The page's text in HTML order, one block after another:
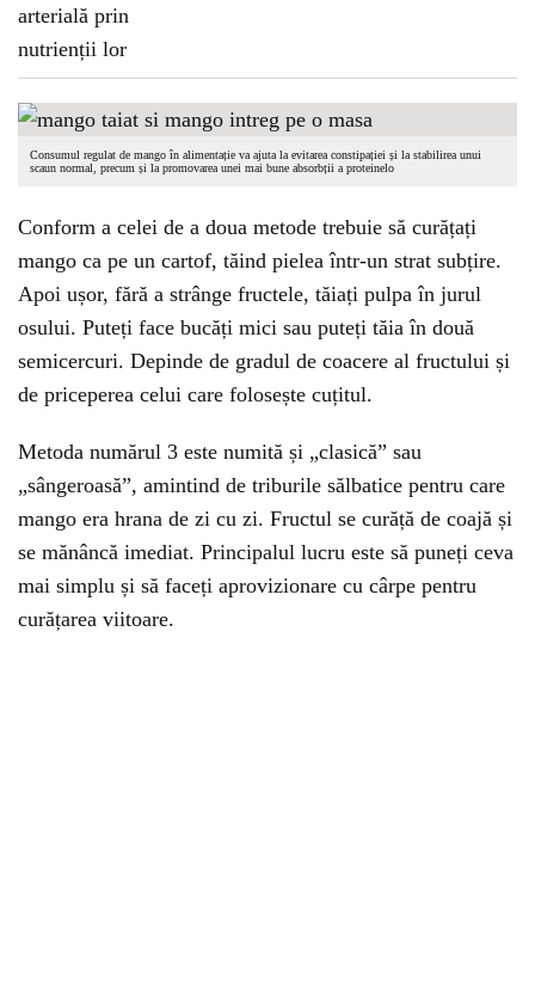
Consumul regulat de mango în alimentație va ajuta la evitarea constipației și la stabilirea unui
scaun normal, precum și la promovarea unei mai bune absorbții a proteinelo
Conform a celei de a doua metode trebuie să curățați
mango ca pe un cartof, tăind pielea într-un strat subțire.
Apoi ușor, fără a strânge fructele, tăiați pulpa în jurul
osului. Puteți face bucăți mici sau puteți tăia în două
semicercuri. Depinde de gradul de coacere al fructului și
de priceperea celui care folosește cuțitul.
Metoda numărul 3 este numită și „clasică” sau
„sângeroasă”, amintind de triburile sălbatice pentru care
mango era hrana de zi cu zi. Fructul se curăță de coajă și
se mănâncă imediat. Principalul lucru este să puneți ceva
mai simplu și să faceți aprovizionare cu cârpe pentru
curățarea viitoare.